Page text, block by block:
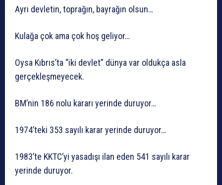
Ayrı devletin, toprağın, bayrağın olsun…
Kulağa çok ama çok hoş geliyor…
Oysa Kıbrıs’ta “iki devlet” dünya var oldukça asla
gerçekleşmeyecek.
BM’nin 186 nolu kararı yerinde duruyor…
1974’teki 353 sayılı karar yerinde duruyor…
1983’te KKTC’yi yasadışı ilan eden 541 sayılı karar
yerinde duruyor.